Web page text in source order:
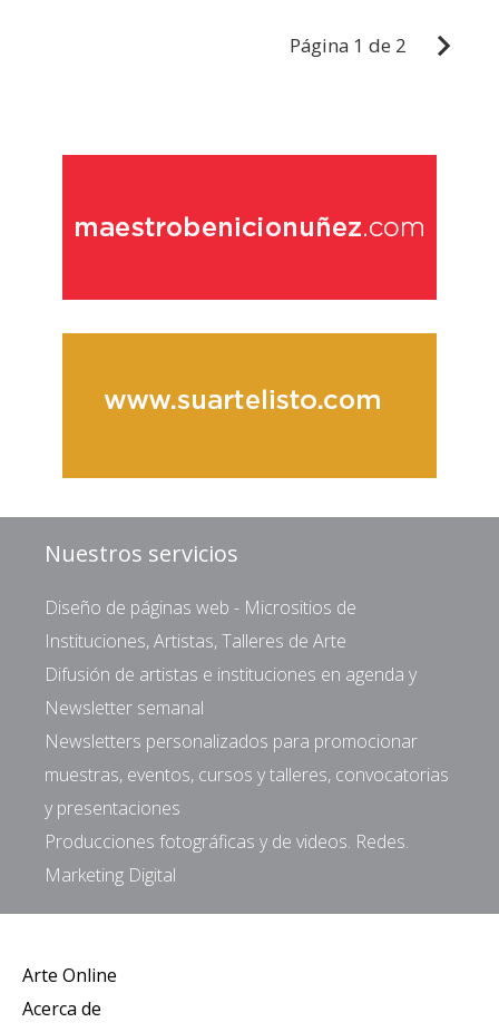
Página 1 de 2
Nuestros servicios
Diseño de páginas web - Micrositios de
Instituciones, Artistas, Talleres de Arte
Difusión de artistas e instituciones en agenda y
Newsletter semanal
Newsletters personalizados para promocionar
muestras, eventos, cursos y talleres, convocatorias
y presentaciones
Producciones fotográficas y de videos. Redes.
Marketing Digital
Arte Online
Acerca de